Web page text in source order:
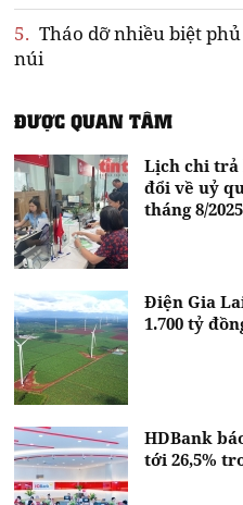
5. Tháo dỡ nhiều biệt
núi
ĐƯỢC QUAN TÂM
Lịch chi
đổi về uỷ
tháng 8/2025
Điện Gia
1.700 tỷ
HDBank
tới 26,5%